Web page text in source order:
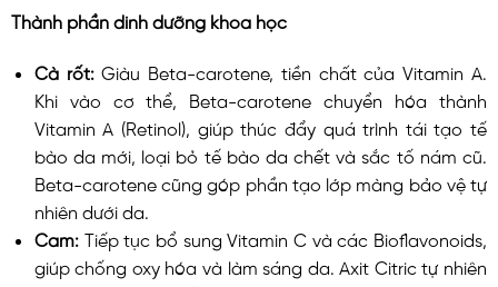
Thành phần dinh dưỡng khoa học
Cà rốt:Giàu Beta-carotene, tiền chất của Vitamin A.
Khi vào cơ thể, Beta-carotene chuyển hóa thành
Vitamin A (Retinol), giúp thúc đẩy quá trình tái tạo tế
bào da mới, loại bỏ tế bào da chết và sắc tố nám cũ.
Beta-carotene cũng góp phần tạo lớp màng bảo vệ tự
nhiên dưới da.
Cam: Tiếp tục bổ sung Vitamin C và các Bioflavonoids,
giúp chống oxy hóa và làm sáng da. Axit Citric tự nhiên